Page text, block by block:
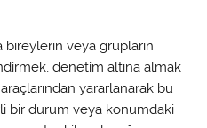
veya grupların
denetim altına almak
yararlanarak bu
bir durum veya konumdaki